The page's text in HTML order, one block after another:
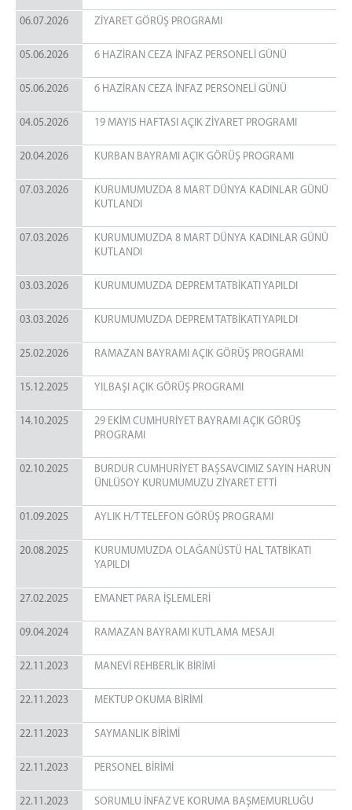
TELEFON BİRİMİ
SAYMANLIK BİRİMİ
PSİKO-SOSYAL BİRİMİ
ZİYARET KABUL BİRİMİ
MEKTUP OKUMA BİRİMİ
MANEVİ REHBERLİK BİRİMİ
SORUMLU İNFAZ VE KORUMA BAŞMEMURLUĞU
H/T GÖRÜŞ PROGRAMI
H/T TELEFON GÖRÜŞ PROGRAMI
ZİYARET YÖNETMELİĞİ
EMANET PARA İŞLEMLERİ
BURDUR ADLİYESİ
E-POSTA ŞİFRESİ ALMA
E-İMZA BAŞVURU YAPMA
BİLGİSAYAR AÇILIŞ ŞİFRESİ ALMA
PORTAL ŞİFRESİ ALMA (UYAP ŞİFRESİ)
E-İMZA YENİ ŞİFRE ALMA&KİLİT ÇÖZME
06.07.2026 ZİYARET GÖRÜŞ PROGRAMI
05.06.2026 6 HAZİRAN CEZA İNFAZ PERSONELİ GÜNÜ
05.06.2026 6 HAZİRAN CEZA İNFAZ PERSONELİ GÜNÜ
04.05.2026 19 MAYIS HAFTASI AÇIK ZİYARET PROGRAMI
20.04.2026 KURBAN BAYRAMI AÇIK GÖRÜŞ PROGRAMI
07.03.2026
KURUMUMUZDA 8 MART DÜNYA KADINLAR GÜNÜ
KUTLANDI
07.03.2026
KURUMUMUZDA 8 MART DÜNYA KADINLAR GÜNÜ
KUTLANDI
03.03.2026 KURUMUMUZDA DEPREM TATBİKATI YAPILDI
03.03.2026 KURUMUMUZDA DEPREM TATBİKATI YAPILDI
25.02.2026 RAMAZAN BAYRAMI AÇIK GÖRÜŞ PROGRAMI
15.12.2025 YILBAŞI AÇIK GÖRÜŞ PROGRAMI
14.10.2025
29 EKİM CUMHURİYET BAYRAMI AÇIK GÖRÜŞ
PROGRAMI
02.10.2025
BURDUR CUMHURİYET BAŞSAVCIMIZ SAYIN HARUN
ÜNLÜSOY KURUMUMUZU ZİYARET ETTİ
01.09.2025 AYLIK H/T TELEFON GÖRÜŞ PROGRAMI
20.08.2025
KURUMUMUZDA OLAĞANÜSTÜ HAL TATBİKATI
YAPILDI
27.02.2025 EMANET PARA İŞLEMLERİ
09.04.2024 RAMAZAN BAYRAMI KUTLAMA MESAJI
22.11.2023 MANEVİ REHBERLİK BİRİMİ
22.11.2023 MEKTUP OKUMA BİRİMİ
22.11.2023 SAYMANLIK BİRİMİ
22.11.2023 PERSONEL BİRİMİ
22.11.2023 SORUMLU İNFAZ VE KORUMA BAŞMEMURLUĞU